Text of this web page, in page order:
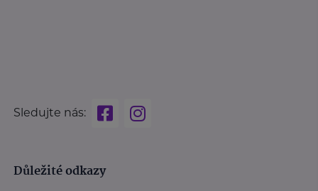
Sledujte nás:
Důležité odkazy